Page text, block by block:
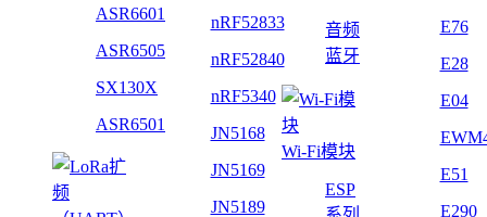
ASR6601
ASR6505
SX130X
ASR6501
nRF52833
nRF52840
nRF5340
JN5168
JN5169
JN5189
音频
蓝牙
Wi-Fi模块
ESP
E76
E28
E04
E51
E290